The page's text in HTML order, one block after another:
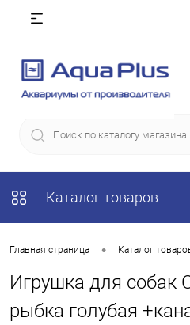
Каталог товаров
Главная страница • Каталог
Игрушка для собак
рыбка голубая